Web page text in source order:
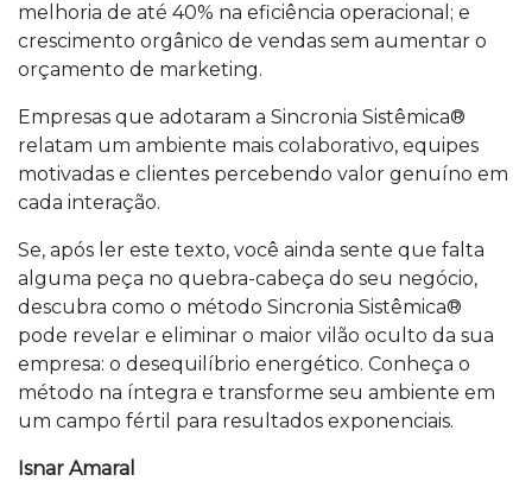
melhoria de até 40% na eficiência operacional; e
crescimento orgânico de vendas sem aumentar o
orçamento de marketing.
Empresas que adotaram a Sincronia Sistêmica®
relatam um ambiente mais colaborativo, equipes
motivadas e clientes percebendo valor genuíno em
cada interação.
Se, após ler este texto, você ainda sente que falta
alguma peça no quebra-cabeça do seu negócio,
descubra como o método Sincronia Sistêmica®
pode revelar e eliminar o maior vilão oculto da sua
empresa: o desequilíbrio energético. Conheça o
método na íntegra e transforme seu ambiente em
um campo fértil para resultados exponenciais.
Isnar Amaral